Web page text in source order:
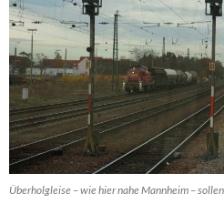
Überholgleise – wie hier nahe Mannheim –